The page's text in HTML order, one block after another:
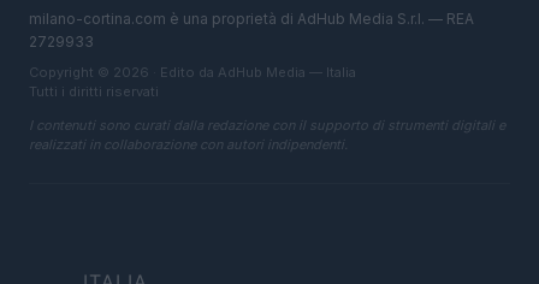
milano-cortina.com è una proprietà di AdHub Media S.r.l. — REA
2729933
Copyright © 2026 · Edito da AdHub Media — Italia
Tutti i diritti riservati
I contenuti sono curati dalla redazione con il supporto di strumenti digitali e
realizzati in collaborazione con autori indipendenti.